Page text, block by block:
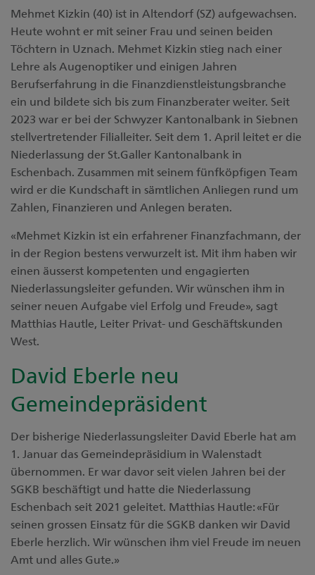
Mehmet Kizkin (40) ist in Altendorf (SZ) aufgewachsen.
Heute wohnt er mit seiner Frau und seinen beiden
Töchtern in Uznach. Mehmet Kizkin stieg nach einer
Lehre als Augenoptiker und einigen Jahren
Berufserfahrung in die Finanzdienstleistungsbranche
ein und bildete sich bis zum Finanzberater weiter. Seit
2023 war er bei der Schwyzer Kantonalbank in Siebnen
stellvertretender Filialleiter. Seit dem 1. April leitet er die
Niederlassung der St.Galler Kantonalbank in
Eschenbach. Zusammen mit seinem fünfköpfigen Team
wird er die Kundschaft in sämtlichen Anliegen rund um
Zahlen, Finanzieren und Anlegen beraten.
«Mehmet Kizkin ist ein erfahrener Finanzfachmann, der
in der Region bestens verwurzelt ist. Mit ihm haben wir
einen äusserst kompetenten und engagierten
Niederlassungsleiter gefunden. Wir wünschen ihm in
seiner neuen Aufgabe viel Erfolg und Freude», sagt
Matthias Hautle, Leiter Privat- und Geschäftskunden
West.
David Eberle neu
Gemeindepräsident
Der bisherige Niederlassungsleiter David Eberle hat am
1. Januar das Gemeindepräsidium in Walenstadt
übernommen. Er war davor seit vielen Jahren bei der
SGKB beschäftigt und hatte die Niederlassung
Eschenbach seit 2021 geleitet. Matthias Hautle: «Für
seinen grossen Einsatz für die SGKB danken wir David
Eberle herzlich. Wir wünschen ihm viel Freude im neuen
Amt und alles Gute.»